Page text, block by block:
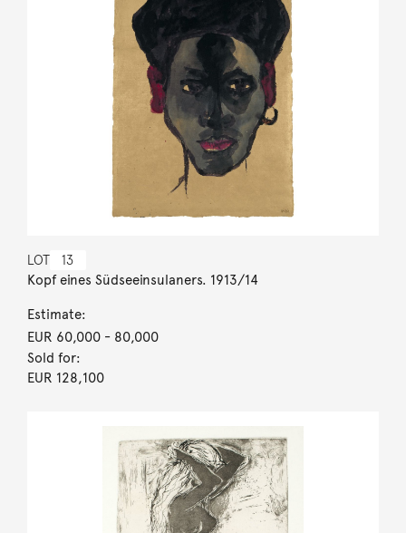
LOT 13
Kopf eines Südseeinsulaners. 1913/14
Estimate:
EUR 60,000- 80,000
Sold for:
EUR 128,100